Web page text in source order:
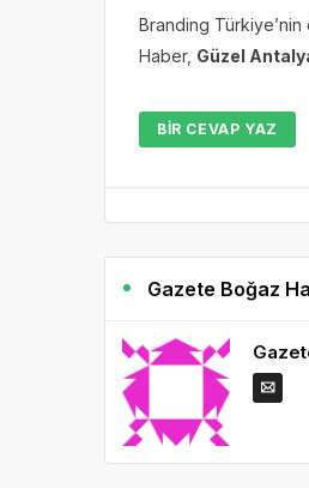
Branding
Haber, Güzel
BIR CEVAP YAZ
Gazete Boğaz